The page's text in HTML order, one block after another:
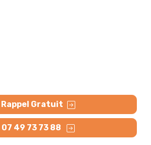
Rappel Gratuit
07 49 73 73 88